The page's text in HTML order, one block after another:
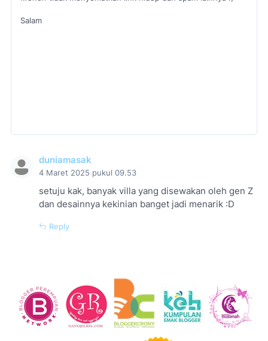
Salam
duniamasak
4 Maret 2025 pukul 09.53
setuju kak, banyak villa yang disewakan oleh gen Z
dan desainnya kekinian banget jadi menarik :D
Reply